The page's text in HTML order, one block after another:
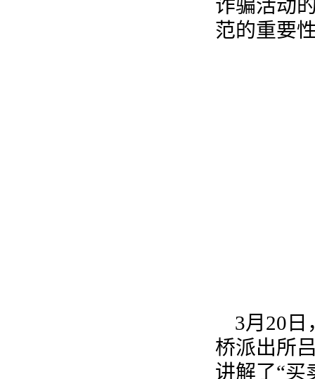
诈骗活动
范的重要
3月20
桥派出所
讲解了“买